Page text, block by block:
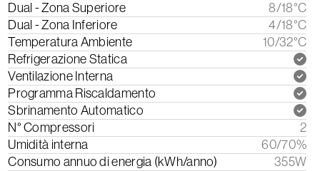
Dual - Zona Superiore
8/18°C
Dual - Zona Inferiore
4/18°C
Temperatura Ambiente
10/32°C
Refrigerazione Statica
Ventilazione Interna
Programma Riscaldamento
Sbrinamento Automatico
N° Compressori
2
Umidità interna
60/70%
Consumo annuo di energia (kWh/anno)
355W